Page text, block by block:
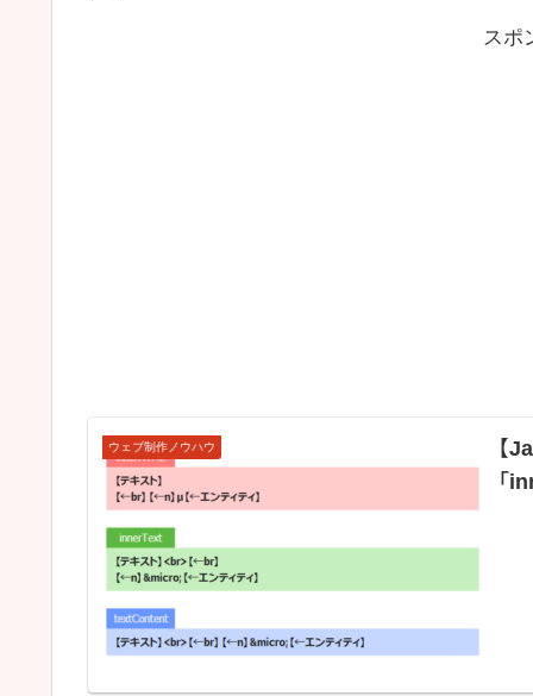
スポ
ウェブ制作ノウハウ
【
「